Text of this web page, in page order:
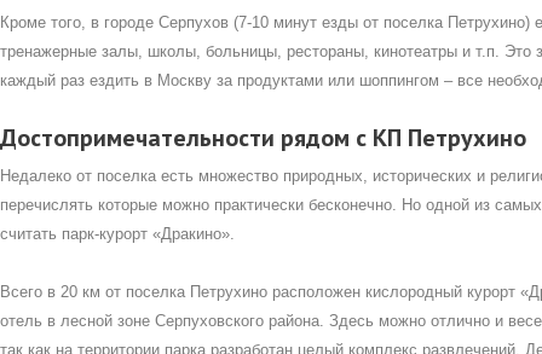
Кроме того, в городе Серпухов (7-10 минут езды от поселка Петрухино)
тренажерные залы, школы, больницы, рестораны, кинотеатры и т.п. Это
каждый раз ездить в Москву за продуктами или шоппингом – все
Достопримечательности рядом с КП Петрухино
Недалеко от поселка есть множество природных, исторических и
перечислять которые можно практически бесконечно. Но одной из
считать парк-курорт «Дракино».
Всего в 20 км от поселка Петрухино расположен кислородный курорт
отель в лесной зоне Серпуховского района. Здесь можно отлично и
так как на территории парка разработан целый комплекс развлечений.